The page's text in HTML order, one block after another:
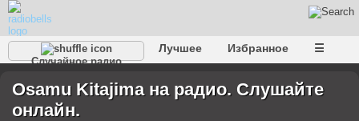
Случайное радио
Лучшее Избранное ☰
Osamu Kitajima на радио. Слушайте
онлайн.